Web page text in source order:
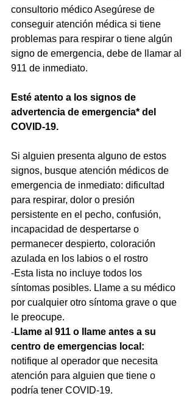
consultorio médico Asegúrese de
conseguir atención médica si tiene
problemas para respirar o tiene algún
signo de emergencia, debe de llamar al
911 de inmediato.
Esté atento a los signos de
advertencia de emergencia* del
COVID-19.
Si alguien presenta alguno de estos
signos, busque atención médicos de
emergencia de inmediato: dificultad
para respirar, dolor o presión
persistente en el pecho, confusión,
incapacidad de despertarse o
permanecer despierto, coloración
azulada en los labios o el rostro
-Esta lista no incluye todos los
síntomas posibles. Llame a su médico
por cualquier otro síntoma grave o que
le preocupe.
-Llame al 911 o llame antes a su
centro de emergencias local:
notifique al operador que necesita
atención para alguien que tiene o
podría tener COVID-19.